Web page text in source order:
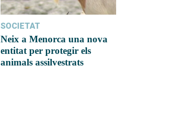
SOCIETAT
Neix a Menorca una nova
entitat per protegir els
animals assilvestrats